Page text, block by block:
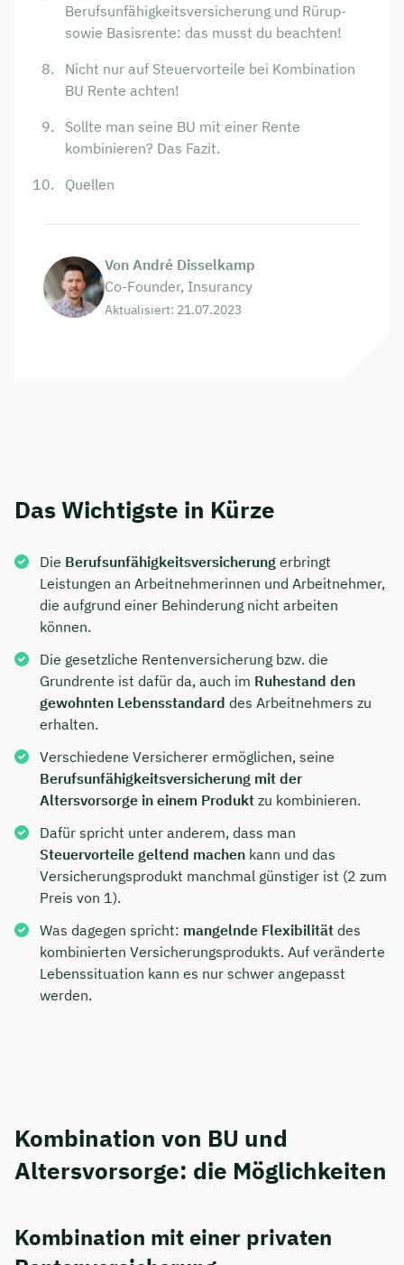
Berufsunfähigkeitsversicherung und Rürup-
sowie Basisrente: das musst du beachten!
Nicht nur auf Steuervorteile bei Kombination
BU Rente achten!
Sollte man seine BU mit einer Rente
kombinieren? Das Fazit.
Quellen
Von André Disselkamp
Co-Founder, Insurancy
Aktualisiert: 21.07.2023
Das Wichtigste in Kürze
Die Berufsunfähigkeitsversicherung erbringt
Leistungen an Arbeitnehmerinnen und Arbeitnehmer,
die aufgrund einer Behinderung nicht arbeiten
können.
Die gesetzliche Rentenversicherung bzw. die
Grundrente ist dafür da, auch im Ruhestand den
gewohnten Lebensstandard des Arbeitnehmers zu
erhalten.
Verschiedene Versicherer ermöglichen, seine
Berufsunfähigkeitsversicherung mit der
Altersvorsorge in einem Produkt zu kombinieren.
Dafür spricht unter anderem, dass man
Steuervorteile geltend machen kann und das
Versicherungsprodukt manchmal günstiger ist (2 zum
Preis von 1).
Was dagegen spricht: mangelnde Flexibilität des
kombinierten Versicherungsprodukts. Auf veränderte
Lebenssituation kann es nur schwer angepasst
werden.
Kombination von BU und
Altersvorsorge: die Möglichkeiten
Kombination mit einer privaten